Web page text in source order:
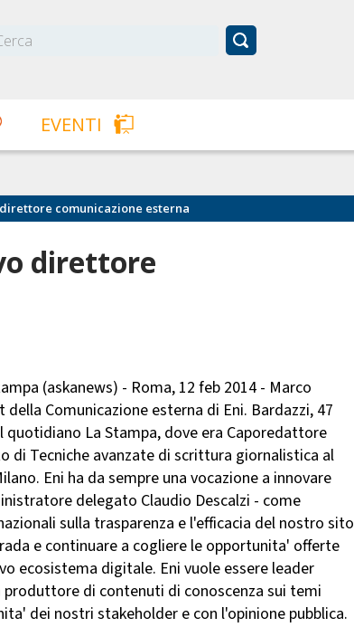
EVENTI
comunicazione esterna
direttore
(askanews) - Roma, 12 feb 2014 - Marco
Comunicazione esterna di Eni. Bardazzi, 47
La Stampa, dove era Caporedattore
di Tecniche avanzate di scrittura giornalistica al
Eni ha da sempre una vocazione a innovare
delegato Claudio Descalzi - come
sulla trasparenza e l'efficacia del nostro sito
e continuare a cogliere le opportunita' offerte
ecosistema digitale. Eni vuole essere leader
di contenuti di conoscenza sui temi
dei nostri stakeholder e con l'opinione pubblica.